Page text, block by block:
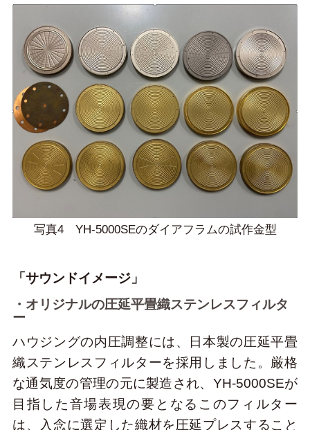
写真4 YH-5000SEのダイアフラムの試作金型
「サウンドイメージ」
・オリジナルの圧延平畳織ステンレスフィルタ
ー
ハウジングの内圧調整には、日本製の圧延平畳
織ステンレスフィルターを採用しました。厳格
な通気度の管理の元に製造され、YH-5000SEが
目指した音場表現の要となるこのフィルター
は、入念に選定した織材を圧延プレスすること